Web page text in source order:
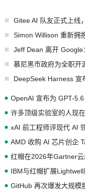
Gitee AI 队友正式上线
Simon Willison 重新拥
Jeff Dean 离开
慕尼黑市政府为全职开
OpenAI 宣布为 GPT-
许多顶级实验室的人现
xAI 前工程师评现代 AI
红帽在2026年Gartner
GitHub 再次爆发大规模